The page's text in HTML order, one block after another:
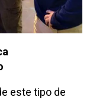
este tipo de